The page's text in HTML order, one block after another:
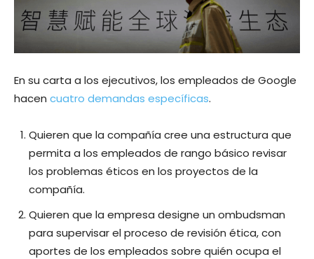
En su carta a los ejecutivos, los empleados de Google
hacen cuatro demandas específicas.
Quieren que la compañía cree una estructura que
permita a los empleados de rango básico revisar
los problemas éticos en los proyectos de la
compañía.
Quieren que la empresa designe un ombudsman
para supervisar el proceso de revisión ética, con
aportes de los empleados sobre quién ocupa el